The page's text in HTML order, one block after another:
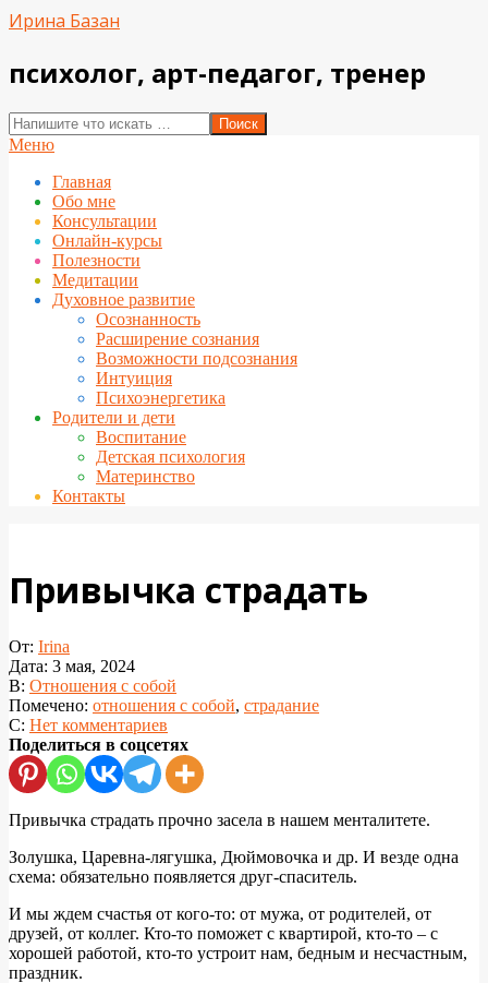
Перейти
Ирина Базан
психолог, арт-педагог, тренер
Поиск
Вторичное
навигации
Меню
Главная
Обо мне
Консультации
Онлайн-курсы
Полезности
Медитации
Духовное развитие
Осознанность
Расширение сознания
Возможности подсознания
Интуиция
Психоэнергетика
Родители и дети
Воспитание
Детская психология
Материнство
Контакты
Привычка страдать
От: Irina
Дата: 3 мая, 2024
В: Отношения с собой
Помечено: отношения с собой, страдание
С: Нет комментариев
Поделиться в соцсетях
Привычка страдать прочно засела в нашем менталитете.
Золушка, Царевна-лягушка, Дюймовочка и др. И везде одна
схема: обязательно появляется друг-спаситель.
И мы ждем счастья от кого-то: от мужа, от родителей, от
друзей, от коллег. Кто-то поможет с квартирой, кто-то – с
хорошей работой, кто-то устроит нам, бедным и несчастным,
праздник.